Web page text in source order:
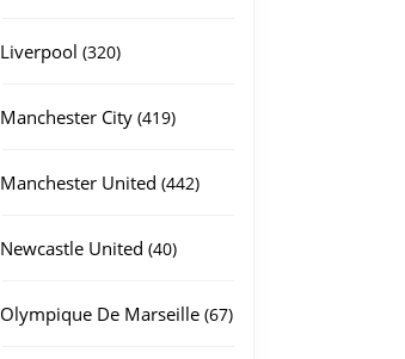
Liverpool 320320
Manchester City 419419
Manchester United 442442
Newcastle United 4040
Olympique De Marseille 6767